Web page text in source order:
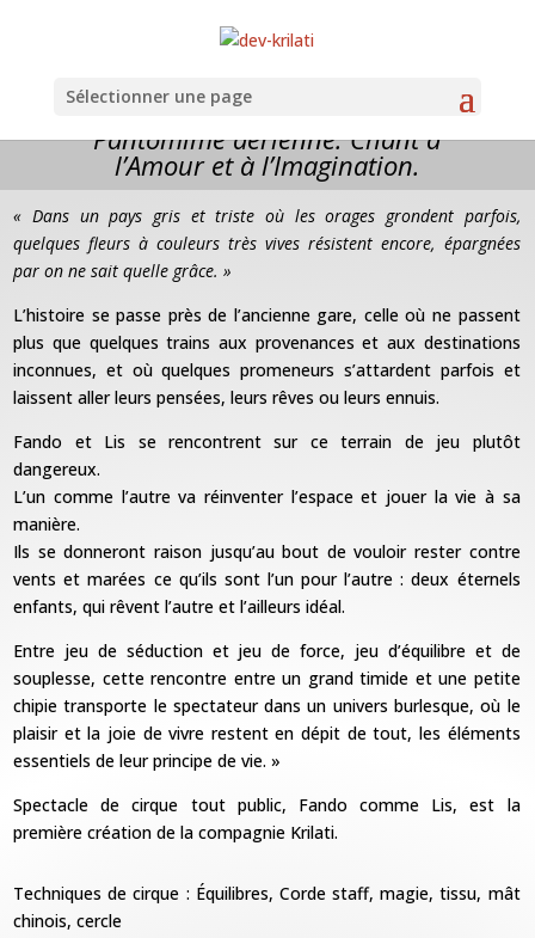
Sélectionner une page
Pantomime aérienne. Chant à
l’Amour et à l’Imagination.
« Dans un pays gris et triste où les orages grondent parfois,
quelques fleurs à couleurs très vives résistent encore, épargnées
par on ne sait quelle grâce. »
L’histoire se passe près de l’ancienne gare, celle où ne passent
plus que quelques trains aux provenances et aux destinations
inconnues, et où quelques promeneurs s’attardent parfois et
laissent aller leurs pensées, leurs rêves ou leurs ennuis.
Fando et Lis se rencontrent sur ce terrain de jeu plutôt
dangereux.
L’un comme l’autre va réinventer l’espace et jouer la vie à sa
manière.
Ils se donneront raison jusqu’au bout de vouloir rester contre
vents et marées ce qu’ils sont l’un pour l’autre : deux éternels
enfants,qui rêvent l’autre et l’ailleurs idéal.
Entre jeu de séduction et jeu de force, jeu d’équilibre et de
souplesse, cette rencontre entre un grand timide et une petite
chipie transporte le spectateur dans un univers burlesque,où le
plaisir et la joie de vivre restent en dépit de tout, les éléments
essentiels de leur principe de vie. »
Spectacle de cirque tout public, Fando comme Lis, est la
première créationde la compagnie Krilati.
Techniques de cirque : Équilibres, Corde staff, magie, tissu, mât
chinois, cercle